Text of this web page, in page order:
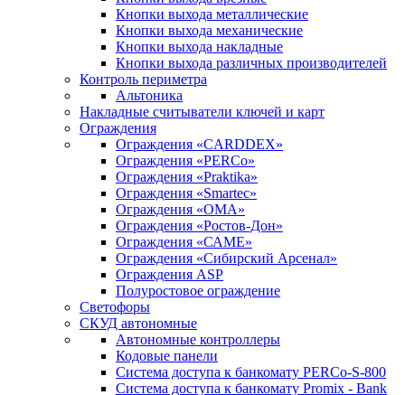
Кнопки выхода металлические
Кнопки выхода механические
Кнопки выхода накладные
Кнопки выхода различных производителей
Контроль периметра
Альтоника
Накладные считыватели ключей и карт
Ограждения
Ограждения «CARDDEX»
Ограждения «PERCo»
Ограждения «Praktika»
Ограждения «Smartec»
Ограждения «ОМА»
Ограждения «Ростов-Дон»
Ограждения «САМЕ»
Ограждения «Сибирский Арсенал»
Ограждения ASP
Полуростовое ограждение
Светофоры
СКУД автономные
Автономные контроллеры
Кодовые панели
Система доступа к банкомату PERCo-S-800
Система доступа к банкомату Promix - Bank